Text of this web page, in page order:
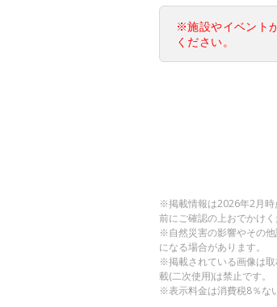
※施設やイベント
ください。
※掲載情報は2026年2月時
前にご確認の上おでかけく
※自然災害の影響やその
になる場合があります。
※掲載されている画像は
載(二次使用)は禁止です。
※表示料金は消費税8％な